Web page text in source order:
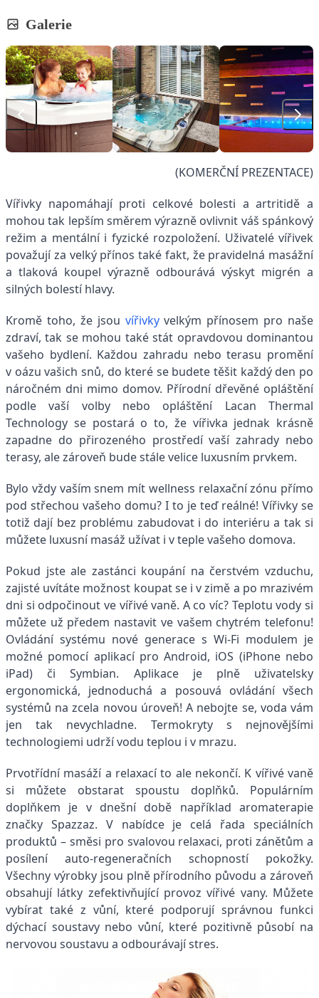
Galerie
(KOMERČNÍ PREZENTACE)
Vířivky napomáhají proti celkové bolesti a artritidě a
mohou tak lepším směrem výrazně ovlivnit váš spánkový
režim a mentální i fyzické rozpoložení. Uživatelé vířivek
považují za velký přínos také fakt, že pravidelná masážní
a tlaková koupel výrazně odbourává výskyt migrén a
silných bolestí hlavy.
Kromě toho, že jsou vířivkyvelkým přínosem pro naše
zdraví, tak se mohou také stát opravdovou dominantou
vašeho bydlení. Každou zahradu nebo terasu promění
v oázu vašich snů, do které se budete těšit každý den po
náročném dni mimo domov. Přírodní dřevěné opláštění
podle vaší volby nebo opláštění Lacan Thermal
Technology se postará o to, že vířivka jednak krásně
zapadne do přirozeného prostředí vaší zahrady nebo
terasy, ale zároveň bude stále velice luxusním prvkem.
Bylo vždy vaším snem mít wellness relaxační zónu přímo
pod střechou vašeho domu? I to je teď reálné! Vířivky se
totiž dají bez problému zabudovat i do interiéru a tak si
můžete luxusní masáž užívat i v teple vašeho domova.
Pokud jste ale zastánci koupání na čerstvém vzduchu,
zajisté uvítáte možnost koupat se i v zimě a po mrazivém
dni si odpočinout ve vířivé vaně. A co víc? Teplotu vody si
můžete už předem nastavit ve vašem chytrém telefonu!
Ovládání systému nové generace s Wi-Fi modulem je
možné pomocí aplikací pro Android, iOS (iPhone nebo
iPad) či Symbian. Aplikace je plně uživatelsky
ergonomická, jednoduchá a posouvá ovládání všech
systémů na zcela novou úroveň! A nebojte se, voda vám
jen tak nevychladne. Termokryty s nejnovějšími
technologiemi udrží vodu teplou i v mrazu.
Prvotřídní masáží a relaxací to ale nekončí. K vířivé vaně
si můžete obstarat spoustu doplňků. Populárním
doplňkem je v dnešní době například aromaterapie
značky Spazzaz. V nabídce je celá řada speciálních
produktů – směsi pro svalovou relaxaci, proti zánětům a
posílení auto-regeneračních schopností pokožky.
Všechny výrobky jsou plně přírodního původu a zároveň
obsahují látky zefektivňující provoz vířivé vany. Můžete
vybírat také z vůní, které podporují správnou funkci
dýchací soustavy nebo vůní, které pozitivně působí na
nervovou soustavu a odbourávají stres.